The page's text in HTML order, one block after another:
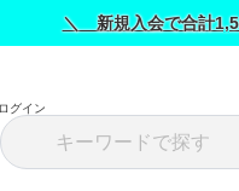
＼ 新規入会で合計
グイン